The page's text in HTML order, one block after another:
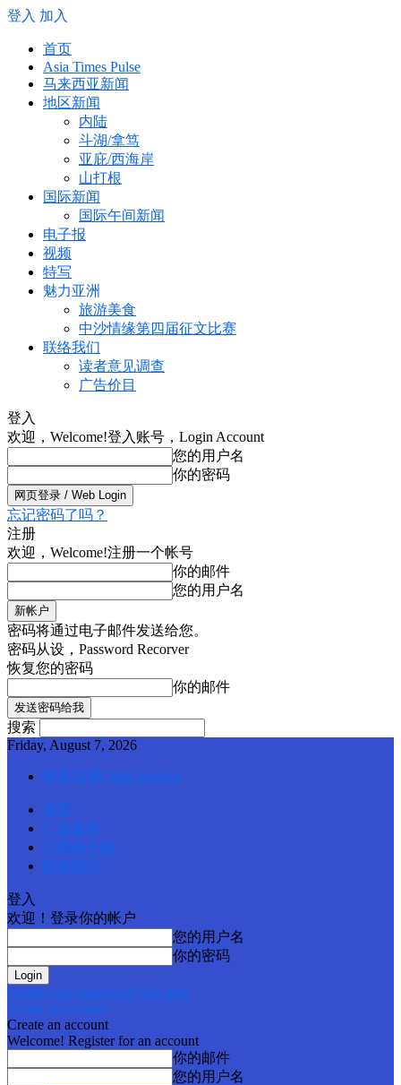
登入 加入
首页
Asia Times Pulse
马来西亚新闻
地区新闻
内陆
斗湖/拿笃
亚庇/西海岸
山打根
国际新闻
国际午间新闻
电子报
视频
特写
魅力亚洲
旅游美食
中沙情缘第四届征文比赛
联络我们
读者意见调查
广告价目
登入
欢迎，Welcome!登入账号，Login Account
您的用户名
你的密码
忘记密码了吗？
注册
欢迎，Welcome!注册一个帐号
你的邮件
您的用户名
密码将通过电子邮件发送给您。
密码从设，Password Recorver
恢复您的密码
你的邮件
搜索
Friday, August 7, 2026
登录/注册 Web SignUp
首页
广告查询
订阅电子报
联络我们
登入
欢迎！登录你的帐户
您的用户名
你的密码
Forgot your password? Get help
Create an account
Create an account
Welcome! Register for an account
你的邮件
您的用户名